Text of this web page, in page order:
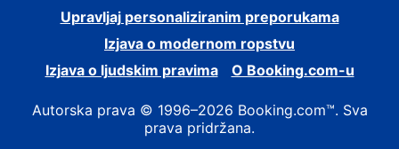
Upravljaj personaliziranim preporukama
Izjava o modernom ropstvu
Izjava o ljudskim pravima
O Booking.com-u
Autorska prava © 1996–2026 Booking.com™. Sva
prava pridržana.